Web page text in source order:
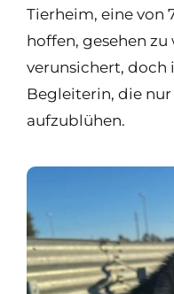
Tierheim, eine von
hoffen, gesehen zu
verunsichert, doch
Begleiterin, die
aufzublühen.